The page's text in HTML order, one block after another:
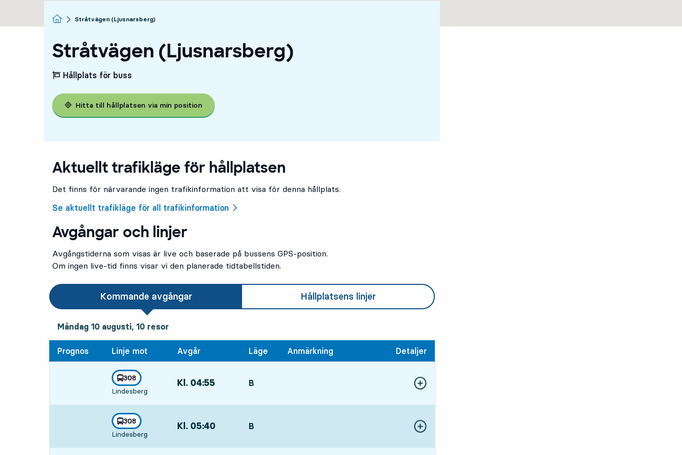
Startsida
Stråtvägen (Ljusnarsberg)
Stråtvägen (Ljusnarsberg)
Hållplats för buss
Hitta till hållplatsen via min position
Aktuellt trafikläge för hållplatsen
Det finns för närvarande ingen trafikinformation att visa för denna hållplats.
Se aktuellt trafikläge för all trafikinformation
Avgångar och linjer
Avgångstiderna som visas är live och baserade på bussens GPS-position.
Om ingen live-tid finns visar vi den planerade tidtabellstiden.
Kommande avgångar Hållplatsens linjer
måndag 10 augusti, 10 resor
Måndag 10 augusti, 10 resor
Prognos Linje mot Avgår Läge Anmärkning Detaljer
linje
308
mot
Lindesberg
, Kl. 04:55 LÄGE,
B Visa fler detaljer
linje
308
mot
Lindesberg
, Kl. 05:40 LÄGE,
B Visa fler detaljer